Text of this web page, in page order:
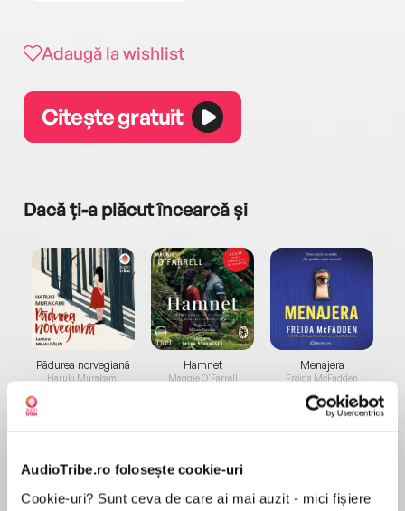
AudioTribe.ro folosește cookie-uri
Cookie-uri? Sunt ceva de care ai mai auzit - mici fișiere
Adaugă la wishlist
Citește gratuit
Dacă ți-a plăcut încearcă și
Pădurea norvegiană
Haruki Murakami
Hamnet
Maggie O'Farrell
Menajera
Freida McFadden